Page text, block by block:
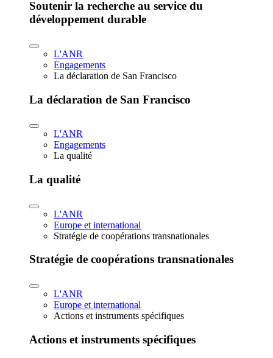
Soutenir la recherche au service du
développement durable
L'ANR
Engagements
La déclaration de San Francisco
La déclaration de San Francisco
L'ANR
Engagements
La qualité
La qualité
L'ANR
Europe et international
Stratégie de coopérations transnationales
Stratégie de coopérations transnationales
L'ANR
Europe et international
Actions et instruments spécifiques
Actions et instruments spécifiques